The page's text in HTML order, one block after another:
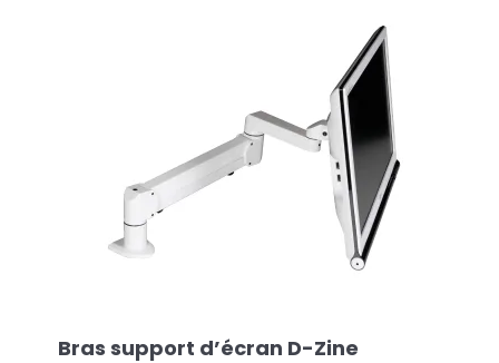
Bras support d’écran D-Zine